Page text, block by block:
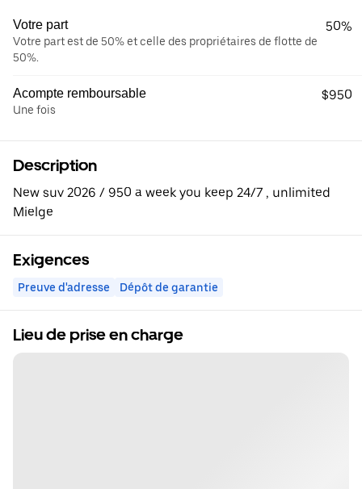
Votre part
Votre part est de 50% et celle des propriétaires de flotte de
50%.
50%
Acompte remboursable
Une fois
$950
Description
New suv 2026 / 950 a week you keep 24/7 , unlimited
Mielge
Exigences
Preuve d'adresse Dépôt de garantie
Lieu de prise en charge